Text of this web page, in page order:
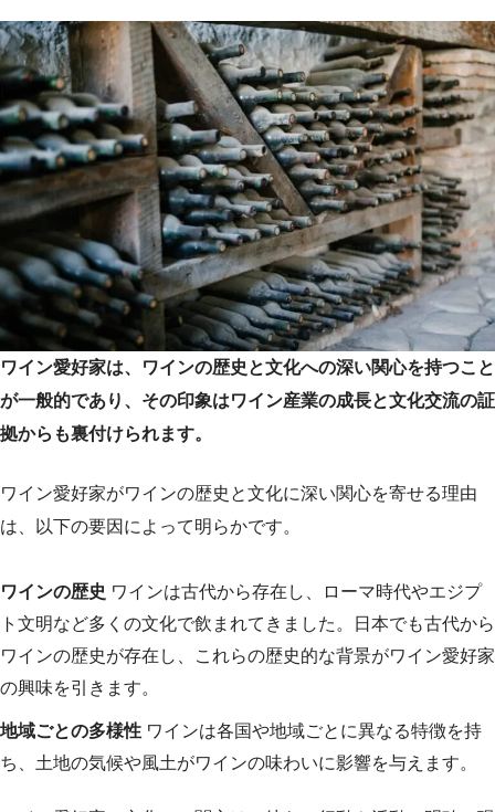
ワイン愛好家は、ワインの歴史と文化への深い関心を持つこと
が一般的であり、その印象はワイン産業の成長と文化交流の証
拠からも裏付けられます。
ワイン愛好家がワインの歴史と文化に深い関心を寄せる理由
は、以下の要因によって明らかです。
ワインの歴史 ワインは古代から存在し、ローマ時代やエジプ
ト文明など多くの文化で飲まれてきました。日本でも古代から
ワインの歴史が存在し、これらの歴史的な背景がワイン愛好家
の興味を引きます。
地域ごとの多様性 ワインは各国や地域ごとに異なる特徴を持
ち、土地の気候や風土がワインの味わいに影響を与えます。